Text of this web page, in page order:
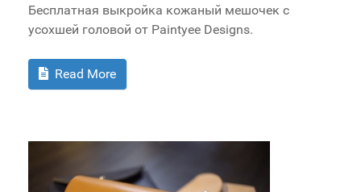
Бесплатная выкройка кожаный мешочек с
усохшей головой от Paintyee Designs.
Read More